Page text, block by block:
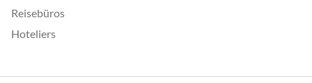
Reisebüros
Hoteliers